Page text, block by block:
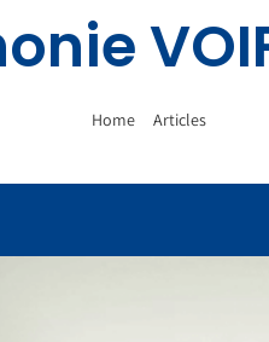
Home Articles